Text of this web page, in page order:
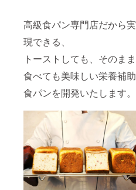
高級食パン専門店だから実
現できる、
トーストしても、そのまま
食べても美味しい栄養補助
食パンを開発いたします。